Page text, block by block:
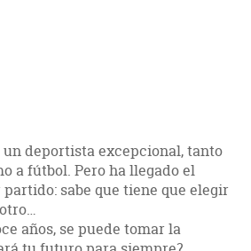
un deportista excepcional, tanto
a fútbol. Pero ha llegado el
sabe que tiene que elegir
años, se puede tomar la